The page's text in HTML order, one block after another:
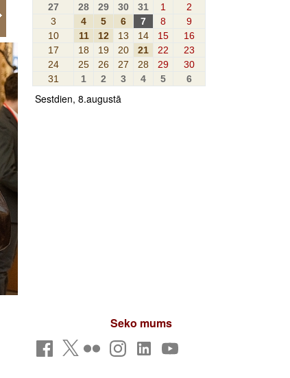
27 28 29 30 31 1
2
3
4 5 6 7 8
9
10
11 12 13 14 15
16
17
18 19 20 21 22
23
24
25 26 27 28 29
30
31
1 2 3 4 5 6
Sestdien, 8.augustā
Seko mums